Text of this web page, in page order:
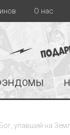
О нас
упавший на